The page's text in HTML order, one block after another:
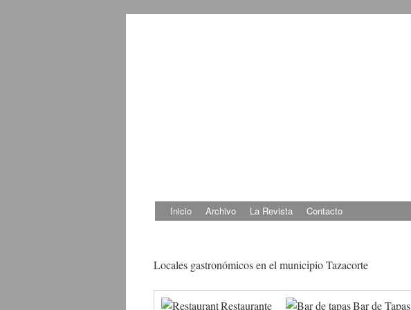
Saltar
contenido
Inicio Archivo La Revista Contacto
Locales gastronómicos en el municipio Tazacorte
Restaurante Bar de Tapas